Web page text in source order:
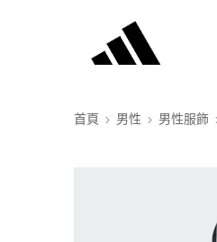
首頁 男性 男性服飾